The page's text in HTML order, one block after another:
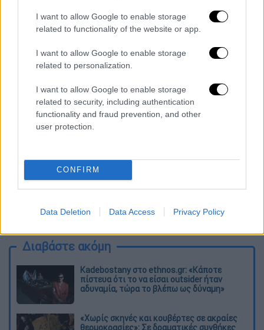
I want to allow Google to enable storage
related to functionality of the website or app.
I want to allow Google to enable storage
related to personalization.
I want to allow Google to enable storage
related to security, including authentication
functionality and fraud prevention, and other
user protection.
CONFIRM
Data Deletion Data Access Privacy Policy
Μια βραδιά στη Τήνο με τη Ματούλα μου».
Τα σχολιά σας δημοσιεύονται άμεσα με δική σας ευθύνη. Το
διαγράφονται
καταχώρηση
Διαβάστε ακόμη
Kadebostany στο ethnos.gr: «Κάποτε
πίστευα ότι το να είσαι outsider ήταν
αδυναμία, τώρα το βλέπω ως δύναμη»
«Χωρίς σκηνές και κουβέρτες σε ακραίες
θερμοκρασίες»: Σε δραματικές συνθήκες